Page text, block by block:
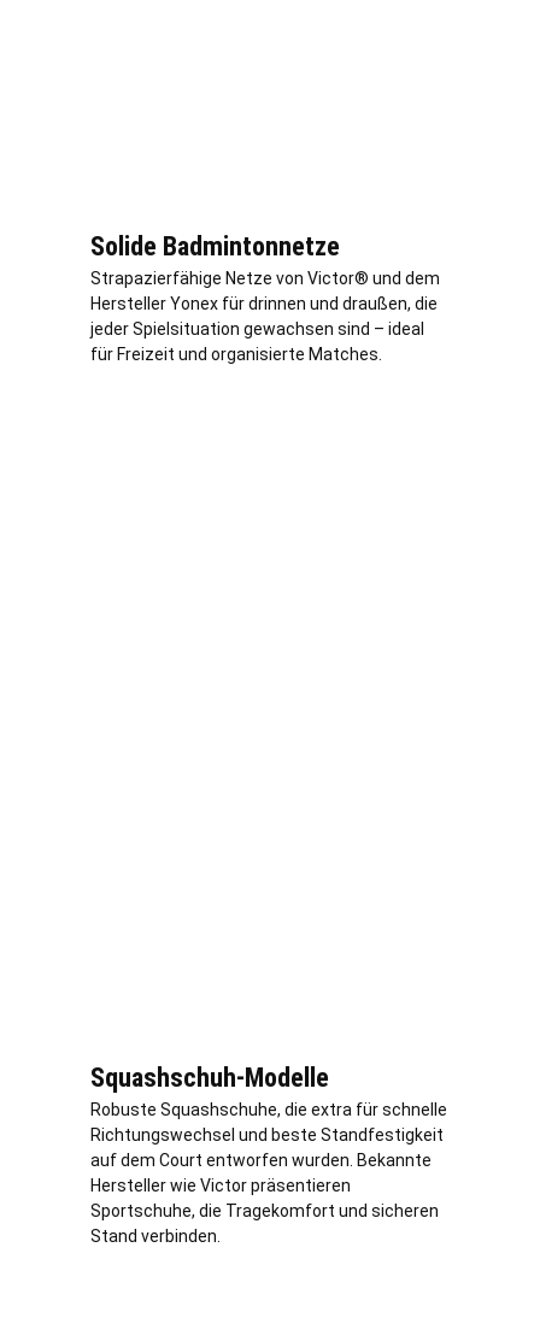
Solide Badmintonnetze
Strapazierfähige Netze von Victor® und dem
Hersteller Yonex für drinnen und draußen, die
jeder Spielsituation gewachsen sind – ideal
für Freizeit und organisierte Matches.
Squashschuh-Modelle
Robuste Squashschuhe, die extra für schnelle
Richtungswechsel und beste Standfestigkeit
auf dem Court entworfen wurden. Bekannte
Hersteller wie Victor präsentieren
Sportschuhe, die Tragekomfort und sicheren
Stand verbinden.